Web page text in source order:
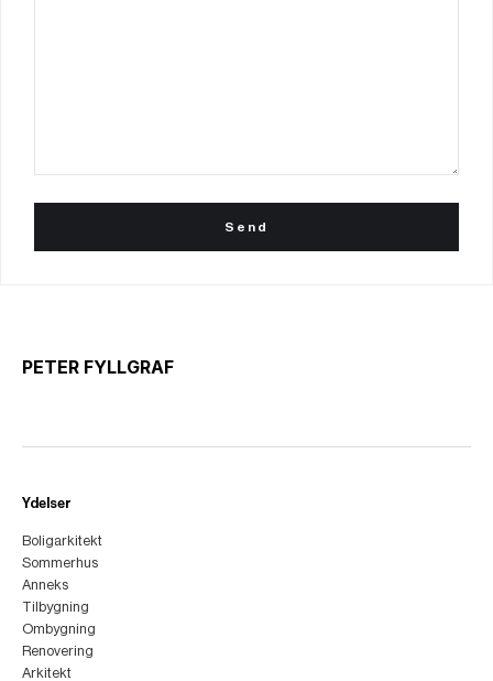
PETER FYLLGRAF
Ydelser
Boligarkitekt
Sommerhus
Anneks
Tilbygning
Ombygning
Renovering
Arkitekt